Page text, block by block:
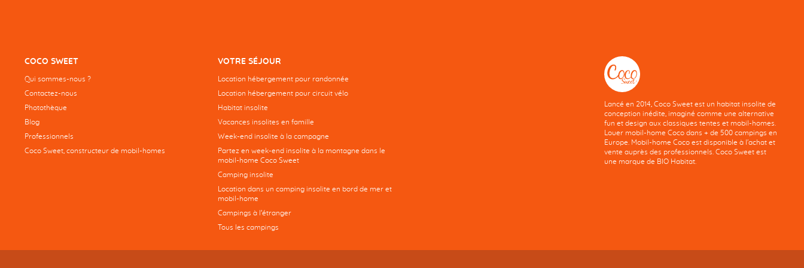
COCO SWEET
Qui sommes-nous ?
Contactez-nous
Photothèque
Blog
Professionnels
Coco Sweet, constructeur de mobil-homes
VOTRE SÉJOUR
Location hébergement pour randonnée
Location hébergement pour circuit vélo
Habitat insolite
Vacances insolites en famille
Week-end insolite à la campagne
Partez en week-end insolite à la montagne dans le
mobil-home Coco Sweet
Camping insolite
Location dans un camping insolite en bord de mer et
mobil-home
Campings à l’étranger
Tous les campings
Lancé en 2014, Coco Sweet est un habitat insolite de
conception inédite, imaginé comme une alternative
fun et design aux classiques tentes et mobil-homes.
Louer mobil-home Coco dans + de 500 campings en
Europe. Mobil-home Coco est disponible à l'achat et
vente auprès des professionnels. Coco Sweet est
une marque de BIO Habitat.